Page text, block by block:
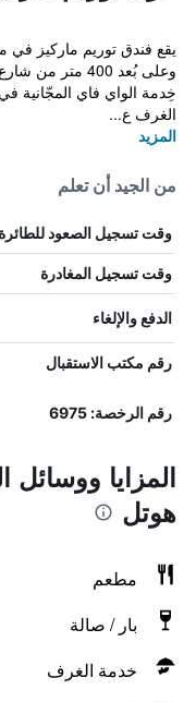
يقع فندق توريم ماركيز في
وعلى بُعد 400
خِدمة الواي فاي المجّانية
الغرف ع...
المزيد
من الجيد أن تعلم
وقت تسجيل الصعود للطائرة
وقت تسجيل المغادرة
الدفع والإلغاء
رقم مكتب الاستقبال
رقم الرخصة: 6975
المزايا ووسائل
هوتل
مطعم
بار / صالة
خدمة الغرف